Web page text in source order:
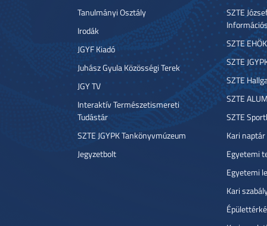
Tanulmányi Osztály
Irodák
JGYF Kiadó
Juhász Gyula Közösségi Terek
JGY TV
Interaktív Természetismereti
Tudástár
SZTE JGYPK Tankönyvmúzeum
Jegyzetbolt
SZTE
SZTE EHÖK
SZTE
SZTE
SZTE
SZTE
Kari naptár
Egyetemi
Egyetemi
Kari